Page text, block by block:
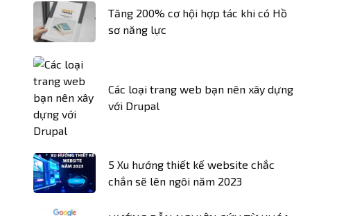
Tăng 200% cơ hội hợp tác khi có Hồ
sơ năng lực
Các loại trang web bạn nên xây dựng
với Drupal
5 Xu hướng thiết kế website chắc
chắn sẽ lên ngôi năm 2023